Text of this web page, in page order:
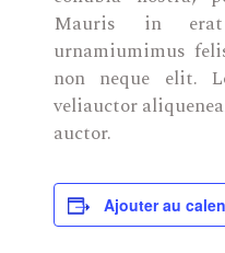
Mauris in
urnamiumimus
non neque elit.
veliauctor
auctor.
Ajouter au